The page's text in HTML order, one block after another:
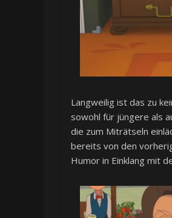
Langweilig ist das zu
sowohl für jüngere als
die zum Miträtseln
bereits von den
Humor in Einklang mit